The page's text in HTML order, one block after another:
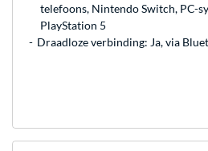
telefoons, Nintendo Switch, PC-
PlayStation 5
Draadloze verbinding: Ja, via